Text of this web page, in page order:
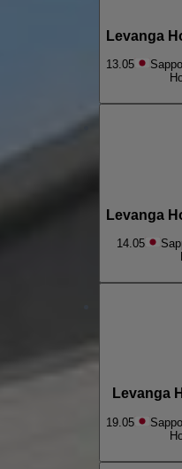
Levanga
13.05
Levanga
14.05
Levanga
19.05